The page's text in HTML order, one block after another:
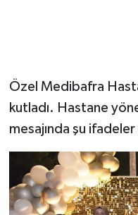
Özel Medibafra
kutladı. Hastane
mesajında şu ifadeler